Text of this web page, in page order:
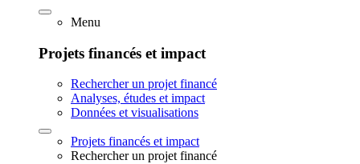
Menu
Projets financés et impact
Rechercher un projet financé
Analyses, études et impact
Données et visualisations
Projets financés et impact
Rechercher un projet financé